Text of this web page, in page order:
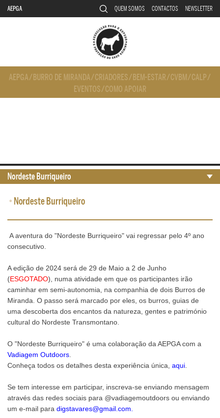
AEPGA QUEM SOMOS CONTACTOS NEWSLETTER
AEPGA/ BURRO DE MIRANDA/CRIADORES/ BEM-ESTAR/CVBM/CALP/
EVENTOS/COMO APOIAR
• Nordeste Burriqueiro
A aventura do "Nordeste Burriqueiro" vai regressar pelo 4º ano
consecutivo.
A edição de 2024 será de 29 de Maio a 2 de Junho
(ESGOTADO), numa atividade em que os participantes irão
caminhar em semi-autonomia, na companhia de dois Burros de
Miranda. O passo será marcado por eles, os burros, guias de
uma descoberta dos encantos da natureza, gentes e património
cultural do Nordeste Transmontano.
O "Nordeste Burriqueiro" é uma colaboração da AEPGA com a
Vadiagem Outdoors
Conheça todos os detalhes desta experiência única, aqui
Se tem interesse em participar, inscreva-se enviando mensagem
através das redes sociais para @vadiagemoutdoors ou enviando
um e-mail para digstavares@gmail.com.
Nordeste Burriqueiro